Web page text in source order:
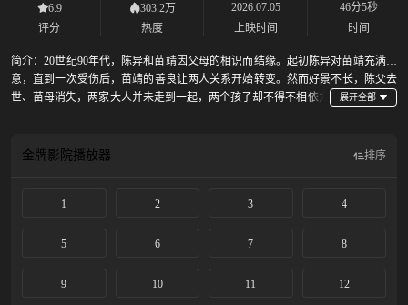
6.9
评分
303.2万
热度
2026.07.05
上映时间
46分5秒
时间
简介：20世纪90年代，陈异和苗靖因父母的相识而结缘。起初陈异对苗靖充满敌
意，直到一次受伤后，苗靖的善良让两人关系开始转变。然而好景不长，陈父去
世、苗母消失，两家大人并未走到一起，两个孩子却不得不相依为
苗靖则为了好运物流的审计工作回到藤城。两人重逢，陈异因当年纵火案，对好
终，张宾及其同伙受到法律制裁。身受重伤的陈异向苗靖告白，两人终成眷属。
金牌影院播放器 排序
1 2 3 4
5 6 7 8
9 10 11 12